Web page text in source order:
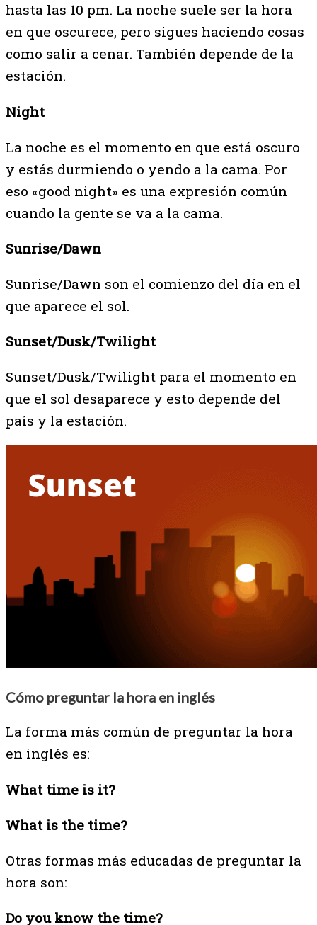
hasta las 10 pm. La noche suele ser la hora
en que oscurece, pero sigues haciendo cosas
como salir a cenar. También depende de la
estación.
Night
La noche es el momento en que está oscuro
y estás durmiendo o yendo a la cama. Por
eso «good night» es una expresión común
cuando la gente se va a la cama.
Sunrise/Dawn
Sunrise/Dawn son el comienzo del día en el
que aparece el sol.
Sunset/Dusk/Twilight
Sunset/Dusk/Twilight para el momento en
que el sol desaparece y esto depende del
país y la estación.
Cómo preguntar la hora en inglés
La forma más común de preguntar la hora
en inglés es:
What time is it?
What is the time?
Otras formas más educadas de preguntar la
hora son:
Do you know the time?